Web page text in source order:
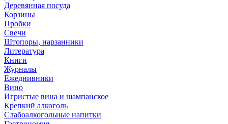
Деревянная посуда
Корзины
Пробки
Свечи
Штопоры, нарзанники
Литература
Книги
Журналы
Ежеднивники
Вино
Игристые вина и шампанское
Крепкий алкоголь
Слабоалкогольные напитки